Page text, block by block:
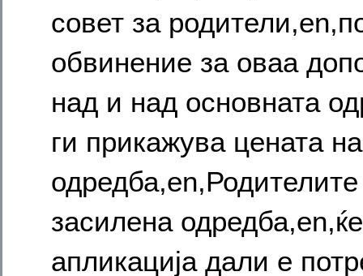
совет за
обвинение за оваа
над и над основната
ги прикажува цената
засилена
апликација дали е